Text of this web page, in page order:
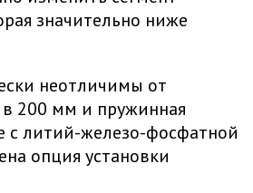
значительно ниже
неотличимы от
в 200 мм и пружинная
с литий-железо-фосфатной
опция установки